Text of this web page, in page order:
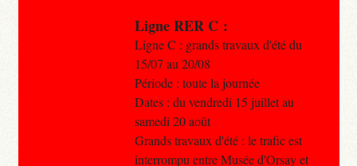
Ligne RER C :
Ligne C : grands travaux d'été du
15/07 au 20/08
Période : toute la journée
Dates : du vendredi 15 juillet au
samedi 20 août
Grands travaux d'été : le trafic est
interrompu entre Musée d'Orsay et